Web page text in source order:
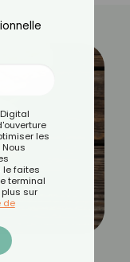
les
le faites
terminal
plus sur
de